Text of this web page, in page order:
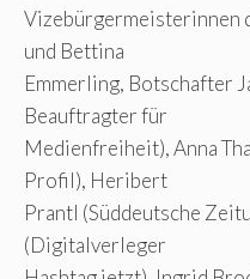
Vizebürgermeisterinnen
und Bettina
Emmerling, Botschafter
Beauftragter für
Medienfreiheit), Anna
Profil), Heribert
Prantl (Süddeutsche
(Digitalverleger